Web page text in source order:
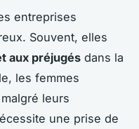
entreprises
Souvent, elles
aux préjugés dans la
les femmes
leurs
une prise de